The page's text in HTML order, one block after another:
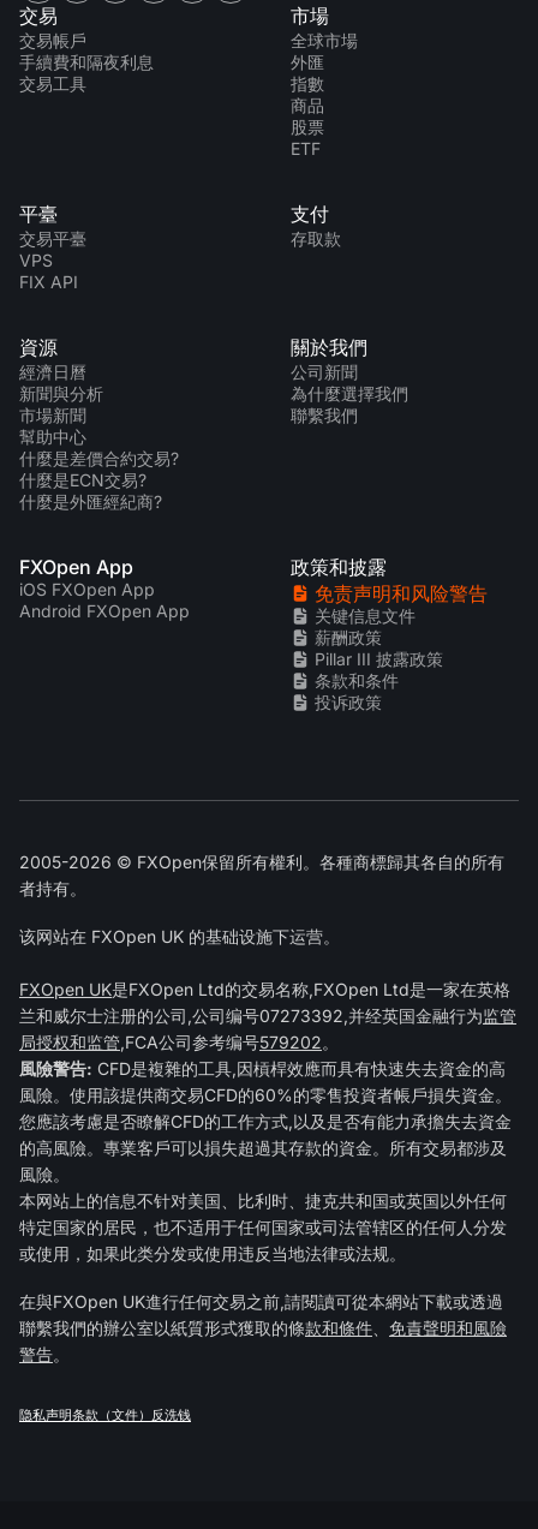
交易
交易帳戶
手續費和隔夜利息
交易工具
市場
全球市場
外匯
指數
商品
股票
ETF
平臺
交易平臺
VPS
FIX API
支付
存取款
資源
經濟日曆
新聞與分析
市場新聞
幫助中心
什麼是差價合約交易?
什麼是ECN交易?
什麼是外匯經紀商?
關於我們
公司新聞
為什麼選擇我們
聯繫我們
FXOpen App
iOS FXOpen App
Android FXOpen App
政策和披露
免责声明和风险警告
关键信息文件
薪酬政策
Pillar III 披露政策
条款和条件
投诉政策
2005-2026 © FXOpen保留所有權利。各種商標歸其各自的所有
者持有。
该网站在 FXOpen UK 的基础设施下运营。
FXOpen UK是FXOpen Ltd的交易名称,FXOpen Ltd是一家在英格
兰和威尔士注册的公司,公司编号07273392,并经英国金融行为监管
局授权和监管,FCA公司参考编号579202。
風險警告: CFD是複雜的工具,因槓桿效應而具有快速失去資金的高
風險。使用該提供商交易CFD的60%的零售投資者帳戶損失資金。
您應該考慮是否瞭解CFD的工作方式,以及是否有能力承擔失去資金
的高風險。專業客戶可以損失超過其存款的資金。所有交易都涉及
風險。
本网站上的信息不针对美国、比利时、捷克共和国或英国以外任何
特定国家的居民，也不适用于任何国家或司法管辖区的任何人分发
或使用，如果此类分发或使用违反当地法律或法规。
在與FXOpen UK進行任何交易之前,請閱讀可從本網站下載或透過
聯繫我們的辦公室以紙質形式獲取的條款和條件
免責聲明和風險
警告。
隐私声明条款（文件） 反洗钱